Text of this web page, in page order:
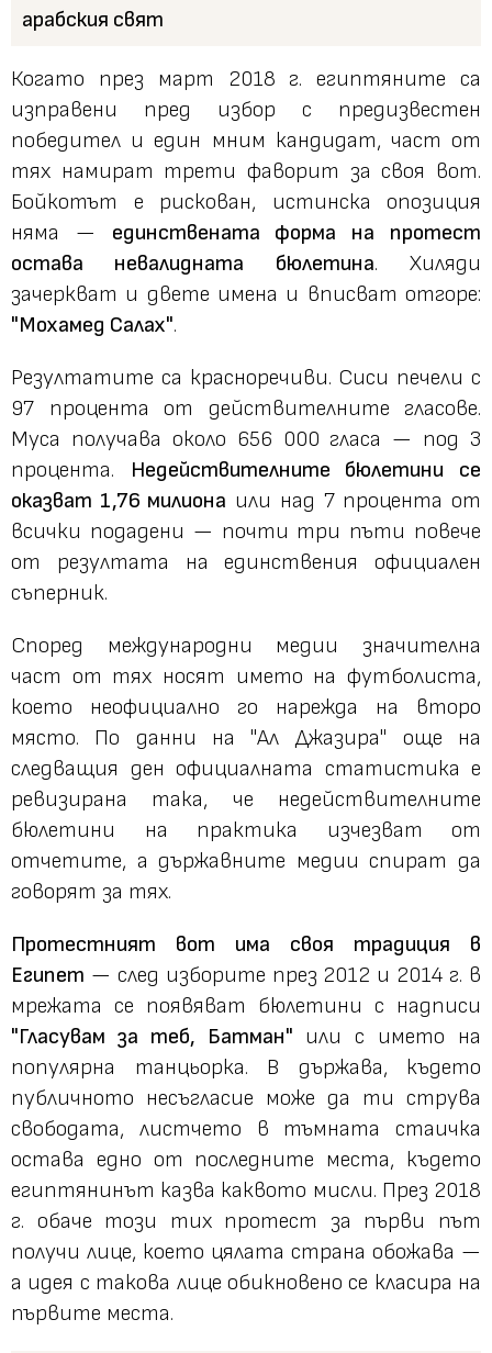
Когато през март 2018 г. египтяните са
изправени пред избор с предизвестен
победител и един мним кандидат, част от
тях намират трети фаворит за своя вот.
Бойкотът е рискован, истинска опозиция
няма — единствената форма на протест
остава невалидната бюлетина. Хиляди
зачеркват и двете имена и вписват отгоре:
"Мохамед Салах".
Резултатите са красноречиви. Сиси печели с
97 процента от действителните гласове.
Муса получава около 656 000 гласа — под 3
процента. Недействителните бюлетини се
оказват 1,76 милиона или над 7 процента от
всички подадени — почти три пъти повече
от резултата на единствения официален
съперник.
Според международни медии значителна
част от тях носят името на футболиста,
което неофициално го нарежда на второ
място. По данни на "Ал Джазира" още на
следващия ден официалната статистика е
ревизирана така, че недействителните
бюлетини на практика изчезват от
отчетите, а държавните медии спират да
говорят за тях.
Протестният вот има своя традиция в
Египет — след изборите през 2012 и 2014 г. в
мрежата се появяват бюлетини с надписи
"Гласувам за теб, Батман" или с името на
популярна танцьорка. В държава, където
публичното несъгласие може да ти струва
свободата, листчето в тъмната стаичка
остава едно от последните места, където
египтянинът казва каквото мисли. През 2018
г. обаче този тих протест за първи път
получи лице, което цялата страна обожава —
а идея с такова лице обикновено се класира на
първите места.